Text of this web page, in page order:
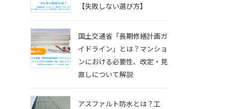
【失敗しない選び方】
国土交通省「長期修繕計画ガ
イドライン」とは？マンショ
ンにおける必要性、改定・見
直しについて解説
アスファルト防水とは？工